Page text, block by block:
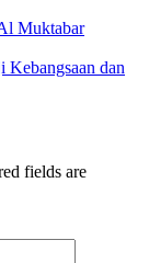
Muktabar
dan
fields are